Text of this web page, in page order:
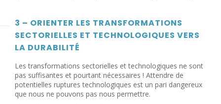
3 – ORIENTER LES TRANSFORMATIONS
SECTORIELLES ET TECHNOLOGIQUES VERS
LA DURABILITÉ
Les transformations sectorielles et technologiques ne sont
pas suffisantes et pourtant nécessaires ! Attendre de
potentielles ruptures technologiques est un pari dangereux
que nous ne pouvons pas nous permettre.